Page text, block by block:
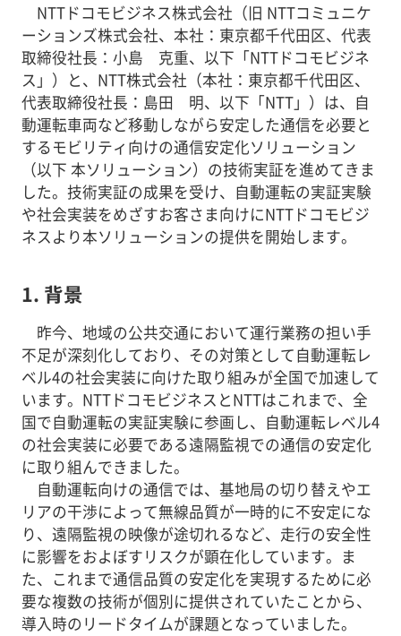
NTTドコモビジネス株式会社（旧 NTTコミュニケ
ーションズ株式会社、本社：東京都千代田区、代表
取締役社長：小島 克重、以下「NTTドコモビジネ
ス」）と、NTT株式会社（本社：東京都千代田区、
代表取締役社長：島田 明、以下「NTT」）は、自
動運転車両など移動しながら安定した通信を必要と
するモビリティ向けの通信安定化ソリューション
（以下 本ソリューション）の技術実証を進めてきま
した。技術実証の成果を受け、自動運転の実証実験
や社会実装をめざすお客さま向けにNTTドコモビジ
ネスより本ソリューションの提供を開始します。
1. 背景
昨今、地域の公共交通において運行業務の担い手
不足が深刻化しており、その対策として自動運転レ
ベル4の社会実装に向けた取り組みが全国で加速して
います。NTTドコモビジネスとNTTはこれまで、全
国で自動運転の実証実験に参画し、自動運転レベル4
の社会実装に必要である遠隔監視での通信の安定化
に取り組んできました。
自動運転向けの通信では、基地局の切り替えやエ
リアの干渉によって無線品質が一時的に不安定にな
り、遠隔監視の映像が途切れるなど、走行の安全性
に影響をおよぼすリスクが顕在化しています。ま
た、これまで通信品質の安定化を実現するために必
要な複数の技術が個別に提供されていたことから、
導入時のリードタイムが課題となっていました。